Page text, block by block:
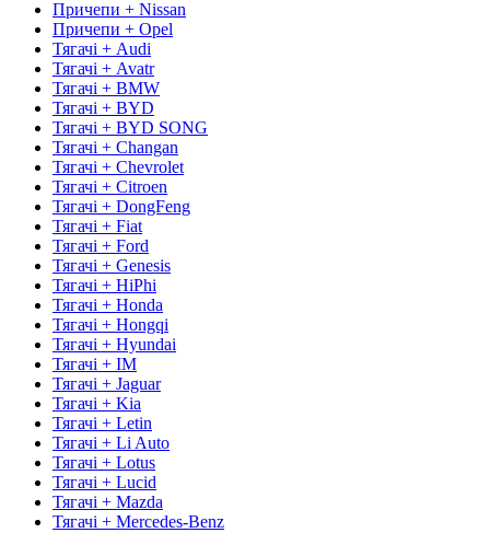
Причепи + Nissan
Причепи + Opel
Тягачі + Audi
Тягачі + Avatr
Тягачі + BMW
Тягачі + BYD
Тягачі + BYD SONG
Тягачі + Changan
Тягачі + Chevrolet
Тягачі + Citroen
Тягачі + DongFeng
Тягачі + Fiat
Тягачі + Ford
Тягачі + Genesis
Тягачі + HiPhi
Тягачі + Honda
Тягачі + Hongqi
Тягачі + Hyundai
Тягачі + IM
Тягачі + Jaguar
Тягачі + Kia
Тягачі + Letin
Тягачі + Li Auto
Тягачі + Lotus
Тягачі + Lucid
Тягачі + Mazda
Тягачі + Mercedes-Benz